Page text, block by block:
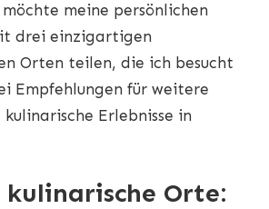
FRANKFURT
meine persönlichen
drei einzigartigen
Orten teilen, die ich besucht
Empfehlungen für weitere
kulinarische Erlebnisse in
kulinarische Orte: